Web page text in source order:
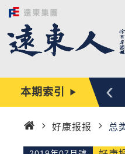
本期索引
心动时刻 编辑手记
‹
好康报报 总